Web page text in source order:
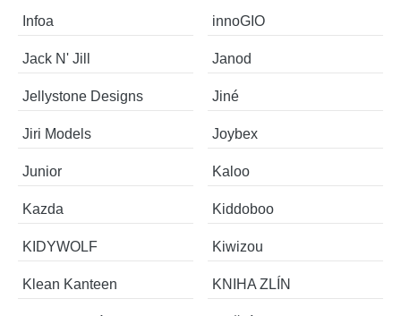
Infoa innoGIO
Jack N' Jill Janod
Jellystone Designs Jiné
Jiri Models Joybex
Junior Kaloo
Kazda Kiddoboo
KIDYWOLF Kiwizou
Klean Kanteen KNIHA ZLÍN